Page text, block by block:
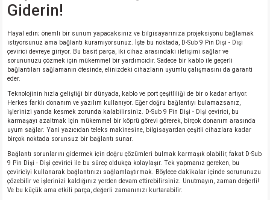
MARKA)
Giderin!
Hayal edin; önemli bir sunum yapacaksınız ve bilgisayarınıza projeksiyonu bağlamak
istiyorsunuz ama bağlantı kuramıyorsunuz. İşte bu noktada, D-Sub 9 Pin Dişi - Dişi
çevirici devreye giriyor. Bu basit parça, iki cihaz arasındaki iletişimi sağlar ve
sorununuzu çözmek için mükemmel bir yardımcıdır. Sadece bir kablo ile geçerli
bağlantıları sağlamanın ötesinde, elinizdeki cihazların uyumlu çalışmasını da garanti
eder.
Teknolojinin hızla geliştiği bir dünyada, kablo ve port çeşitliliği de bir o kadar artıyor.
Herkes farklı donanım ve yazılım kullanıyor. Eğer doğru bağlantıyı bulamazsanız,
işlerinizi yarıda kesmek zorunda kalabilirsiniz. D-Sub 9 Pin Dişi - Dişi çevirici, bu
karmaşayı azaltmak için mükemmel bir köprü görevi görerek, birçok donanım arasında
uyum sağlar. Yani yazıcıdan teleks makinesine, bilgisayardan çeşitli cihazlara kadar
birçok noktada sorunsuz bir bağlantı sunar.
Bağlantı sorunlarını gidermek için doğru çözümleri bulmak karmaşık olabilir, fakat D-Sub
9 Pin Dişi - Dişi çevirici ile bu süreç oldukça kolaylaşır. Tek yapmanız gereken, bu
çeviriciyi kullanarak bağlantınızı sağlamlaştırmak. Böylece dakikalar içinde sorununuzu
çözebilir ve işlerinizi kaldığınız yerden devam ettirebilirsiniz. Unutmayın, zaman değerli!
Ve bu küçük ama etkili parça, değerli zamanınızı kurtarabilir.